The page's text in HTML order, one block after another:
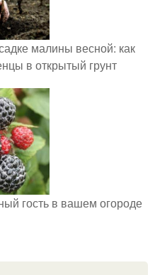
малины весной: как
в открытый грунт
гость в вашем огороде